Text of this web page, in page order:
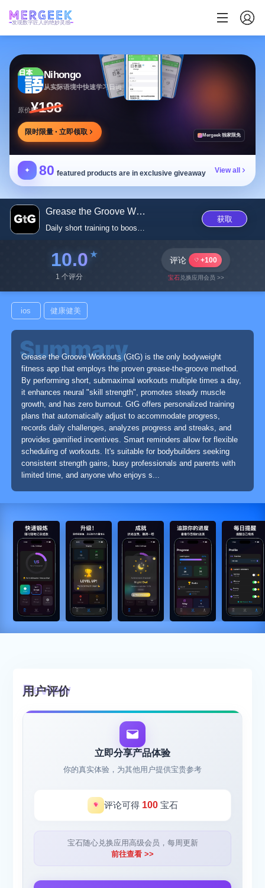
发现数字匠人的绝妙灵感
Nihongo
从实际语境中快速学习日语
原价¥198
限时限量 · 立即领取 Mergeek 独家限免
✦ 80 featured products are in exclusive giveaway View all
Grease the Groove Workouts
Daily short training to boost ...
获取
10.0
1 个评分
评论 +100
宝石兑换应用会员 >>
ios 健康健美
Grease the Groove Workouts (GtG) is the only bodyweight
fitness app that employs the proven grease-the-groove method.
By performing short, submaximal workouts multiple times a day,
it enhances neural "skill strength", promotes steady muscle
growth, and has zero burnout. GtG offers personalized training
plans that automatically adjust to accommodate progress,
records daily challenges, analyzes progress and streaks, and
provides gamified incentives. Smart reminders allow for flexible
scheduling of workouts. It's suitable for bodybuilders seeking
consistent strength gains, busy professionals and parents with
limited time, and anyone who enjoys s...
用户评价
立即分享产品体验
你的真实体验，为其他用户提供宝贵参考
评论可得 100宝石
宝石随心兑换应用高级会员，每周更新
前往查看 >>